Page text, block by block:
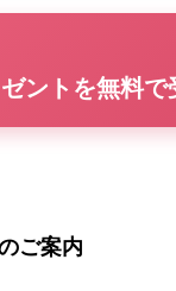
ントを無料で
ご案内